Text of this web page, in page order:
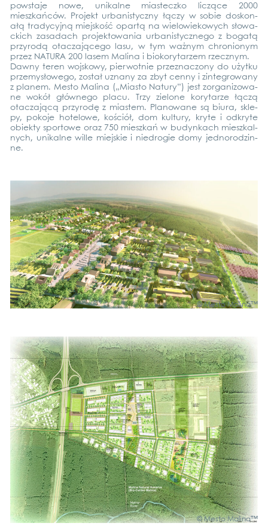
pow­sta­je nowe, uni­kal­ne mias­tecz­ko lic­zące 2000
mieszkańców. Pro­jekt urba­nis­ty­cz­ny łąc­zy w sobie dos­ko­n­
ałą tra­dy­cy­jną mie­js­kość opar­tą na wie­lo­wie­ko­wych sło­wa­
ckich zas­a­dach pro­jek­to­wa­nia urba­nis­ty­cz­n­ego z boga­tą
przy­ro­dą otac­za­jące­go lasu, w tym ważnym chro­nionym
przez NATU­RA 200 lasem Mali­na i bio­ko­ry­tar­zem rzecz­nym.
Daw­ny teren wojs­ko­wy, pier­wot­nie przez­nac­z­o­ny do użyt­ku
prze­mysło­wego, został uzna­ny za zbyt cen­ny i zin­te­gro­wa­ny
z pla­nem. Mes­to Mali­na („Mias­to Natu­ry”) jest zor­ga­ni­zowa­
ne wokół głów­n­ego pla­cu. Trzy zie­lo­ne kory­tar­ze łąc­zą
otac­za­jącą przy­ro­dę z mias­tem. Pla­no­wa­ne są biura, skle­
py, poko­je hote­lo­we, kościół, dom kul­tu­ry, kry­te i odkry­te
obiek­ty spor­to­we oraz 750 mieszkań w budyn­kach mieszkal­
nych, uni­kal­ne wil­le mie­js­kie i niedro­gie domy jed­no­rod­zin­
ne.
© Mes­to Mali­na™
© Mes­to Mali­na™